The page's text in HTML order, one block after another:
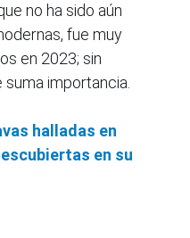
no ha sido aún
fue muy
en 2023; sin
importancia.
halladas en
en su